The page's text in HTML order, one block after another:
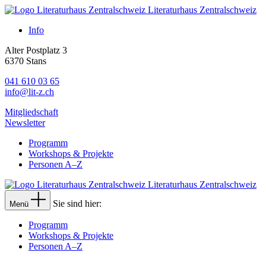
Literaturhaus Zentralschweiz
Info
Alter Postplatz 3
6370 Stans
041 610 03 65
info@lit-z.ch
Mitgliedschaft
Newsletter
Programm
Workshops & Projekte
Personen A–Z
Literaturhaus Zentralschweiz
Menü Sie sind hier:
Programm
Workshops & Projekte
Personen A–Z